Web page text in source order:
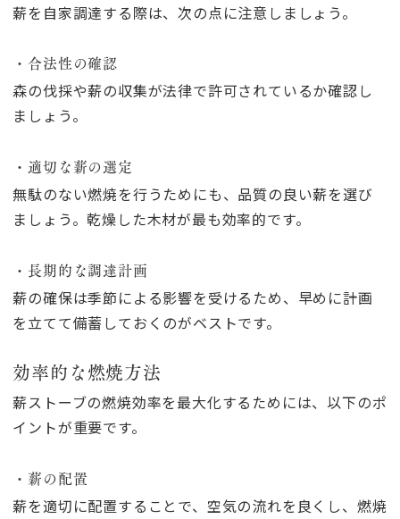
薪を自家調達する際は、次の点に注意しましょう。
・合法性の確認
森の伐採や薪の収集が法律で許可されているか確認し
ましょう。
・適切な薪の選定
無駄のない燃焼を行うためにも、品質の良い薪を選び
ましょう。乾燥した木材が最も効率的です。
・長期的な調達計画
薪の確保は季節による影響を受けるため、早めに計画
を立てて備蓄しておくのがベストです。
効率的な燃焼方法
薪ストーブの燃焼効率を最大化するためには、以下のポ
イントが重要です。
・薪の配置
薪を適切に配置することで、空気の流れを良くし、燃焼